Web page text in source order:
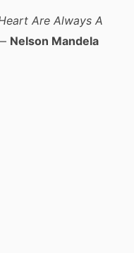
Are Always A
Nelson Mandela